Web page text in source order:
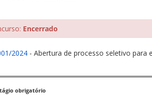
Encerrado
2024 - Abertura de processo seletivo para
obrigatório